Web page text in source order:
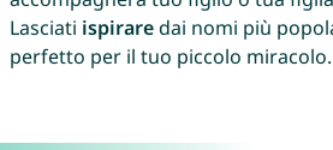
Lasciati ispiraredai nomi più
perfetto per il tuo piccolo miracolo.